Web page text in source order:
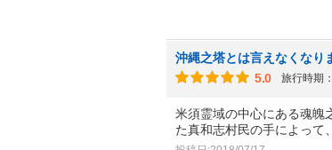
沖縄之塔とは言えなくなり
5.0
旅行時期
米須霊域の中心にある魂魄
た真和志村民の手によって